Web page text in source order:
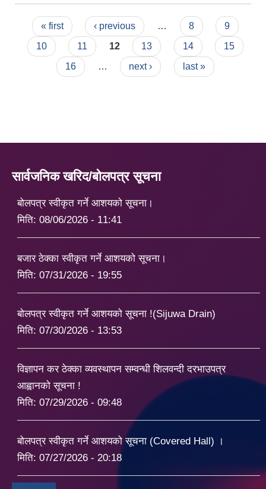
Pages
« first ‹ previous … 8
9
10
11 12 13 14
15
16
… next › last »
सार्वजनिक खरिद/बोलपत्र सूचना
बोलपत्र स्वीकृत गर्ने आशयको सूचना।
मिति: 08/06/2026 - 11:41
बजार ठेक्का स्वीकृत गर्ने आशयको सूचना।
मिति: 07/31/2026 - 19:55
बोलपत्र स्वीकृत गर्ने आशयको सूचना !(Sijuwa Drain)
मिति: 07/30/2026 - 13:53
विज्ञापन कर ठेक्का व्यवस्थापन सम्वन्धी शिलवन्दी दरभाउपत्र
आह्वानको सूचना !
मिति: 07/29/2026 - 09:48
बोलपत्र स्वीकृत गर्ने आशयको सूचना (Covered Hall) ।
मिति: 07/27/2026 - 20:18